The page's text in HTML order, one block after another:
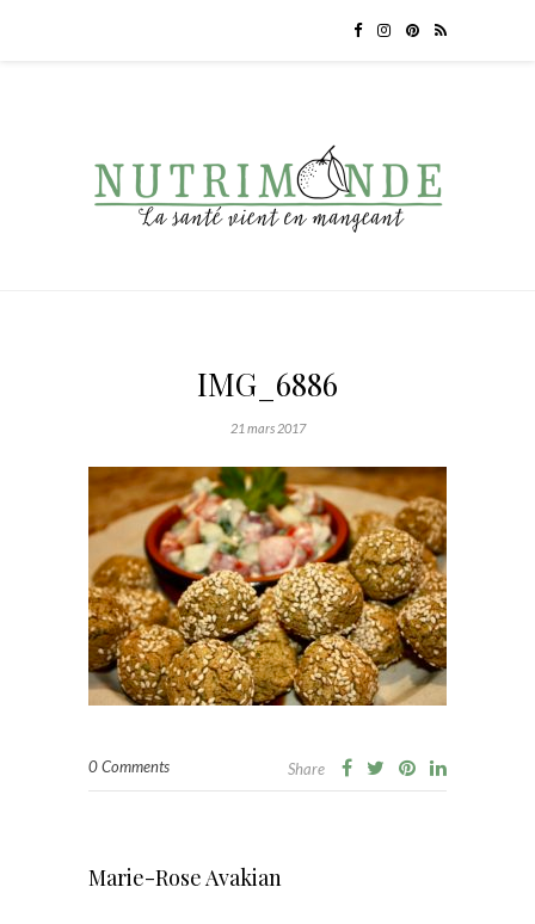
IMG_6886
21 mars 2017
0 Comments Share
Marie-Rose Avakian